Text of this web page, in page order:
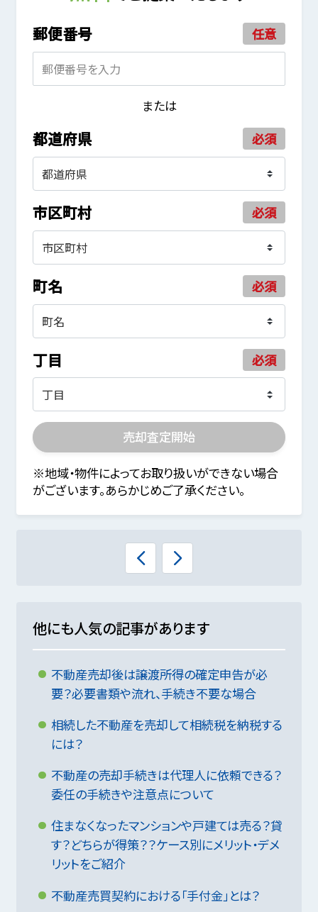
郵便番号 任意
または
都道府県 必須
市区町村 必須
町名 必須
丁目 必須
売却査定開始
※地域・物件によってお取り扱いができない場合
がございます。あらかじめご了承ください。
他にも人気の記事があります
不動産売却後は譲渡所得の確定申告が必
要？必要書類や流れ、手続き不要な場合
相続した不動産を売却して相続税を納税する
には？
不動産の売却手続きは代理人に依頼できる？
委任の手続きや注意点について
住まなくなったマンションや戸建ては売る？貸
す？どちらが得策？？ケース別にメリット・デメ
リットをご紹介
不動産売買契約における「手付金」とは？